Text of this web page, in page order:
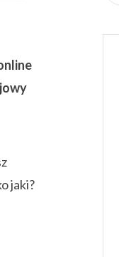
jaki?